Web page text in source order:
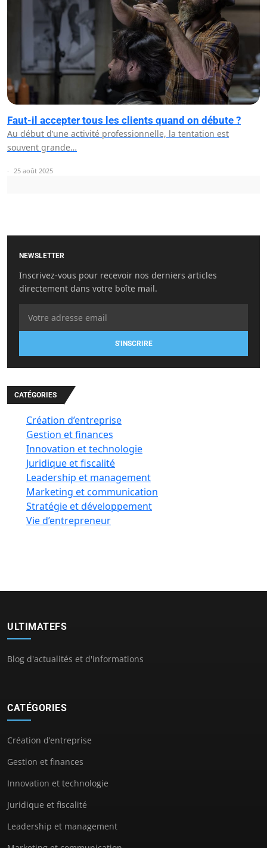
Faut-il accepter tous les clients quand on débute ?
Au début d’une activité professionnelle, la tentation est
souvent grande…
25 août 2025
NEWSLETTER
Inscrivez-vous pour recevoir nos derniers articles
directement dans votre boîte mail.
S'INSCRIRE
CATÉGORIES
Création d’entreprise
Gestion et finances
Innovation et technologie
Juridique et fiscalité
Leadership et management
Marketing et communication
Stratégie et développement
Vie d’entrepreneur
ULTIMATEFS
Blog d'actualités et d'informations
CATÉGORIES
Création d’entreprise
Gestion et finances
Innovation et technologie
Juridique et fiscalité
Leadership et management